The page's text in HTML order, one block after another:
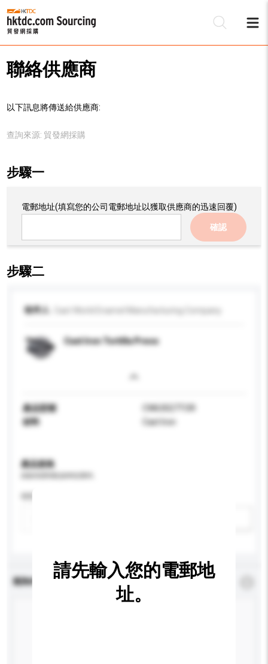
聯絡供應商
以下訊息將傳送給供應商:
查詢來源: 貿發網採購
步驟一
電郵地址(填寫您的公司電郵地址以獲取供應商的迅速回覆)
確認
步驟二
收件人
Cast Iron Tortilla Press
產品型號
CW63027TOR
材料
Cast Iron
產品規格
查詢內容 * 必須填寫
請先輸入您的電郵地
址。